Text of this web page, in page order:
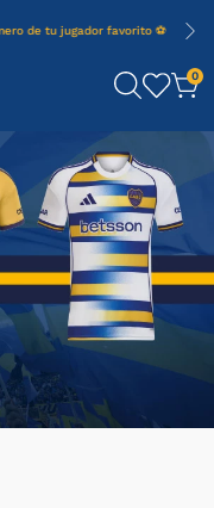
de tu jugador favorito ⚽
0